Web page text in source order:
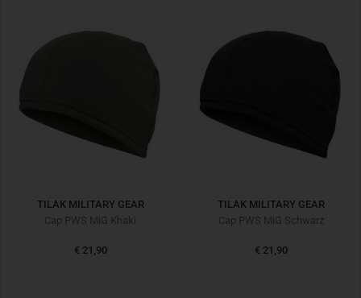
TILAK MILITARY GEAR
Cap PWS MiG Khaki
€ 21,90
TILAK MILITARY GEAR
Cap PWS MiG Schwarz
€ 21,90